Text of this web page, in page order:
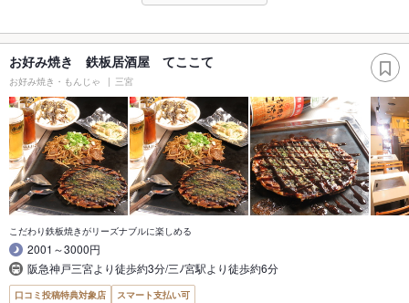
お好み焼き 鉄板居酒屋 てここて
お好み焼き・もんじゃ 三宮
こだわり鉄板焼きがリーズナブルに楽しめる
2001～3000円
阪急神戸三宮より徒歩約3分/三ﾉ宮駅より徒歩約6分
口コミ投稿特典対象店 スマート支払い可